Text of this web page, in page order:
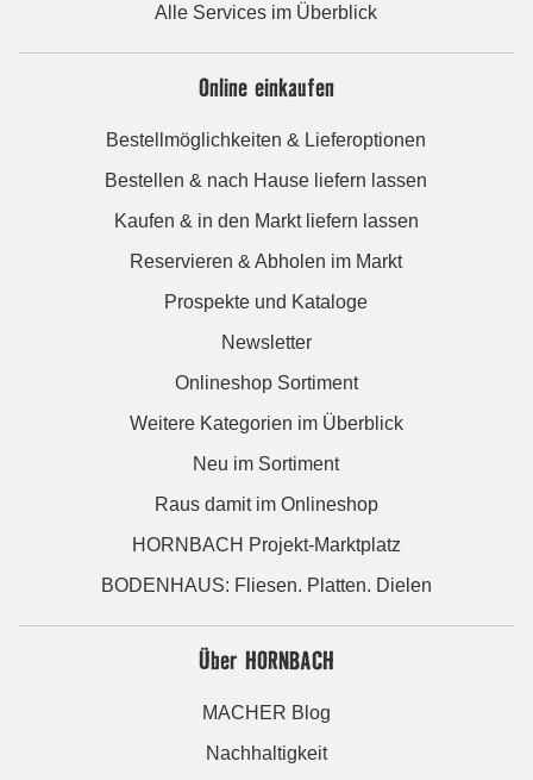
Alle Services im Überblick
Online einkaufen
Bestellmöglichkeiten & Lieferoptionen
Bestellen & nach Hause liefern lassen
Kaufen & in den Markt liefern lassen
Reservieren & Abholen im Markt
Prospekte und Kataloge
Newsletter
Onlineshop Sortiment
Weitere Kategorien im Überblick
Neu im Sortiment
Raus damit im Onlineshop
HORNBACH Projekt-Marktplatz
BODENHAUS: Fliesen. Platten. Dielen
Über HORNBACH
MACHER Blog
Nachhaltigkeit